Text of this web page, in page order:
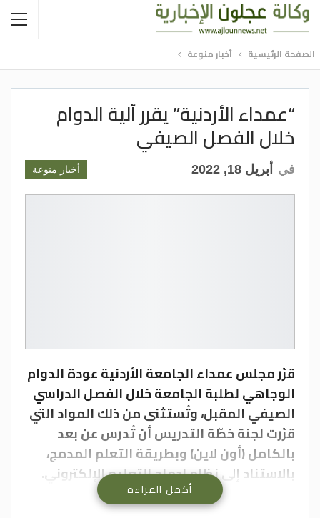
الصفحة الرئيسية أخبار منوعة
“عمداء الأردنية” يقرر آلية الدوام
خلال الفصل الصيفي
أخبار منوعة في أبريل 18, 2022
قرّر مجلس عمداء الجامعة الأردنية عودة الدوام
الوجاهي لطلبة الجامعة خلال الفصل الدراسي
الصيفي المقبل، وتُستثنى من ذلك المواد التي
قرّرت لجنة خطّة التدريس أن تُدرس عن بعد
بالكامل (أون لاين) وبطريقة التعلم المدمج،
بالاستناد إلى نظام إدماج التعليم الإلكتروني.
وقال مدير وحدة القبول والتسجيل في الجامعة
أكمل القراءة